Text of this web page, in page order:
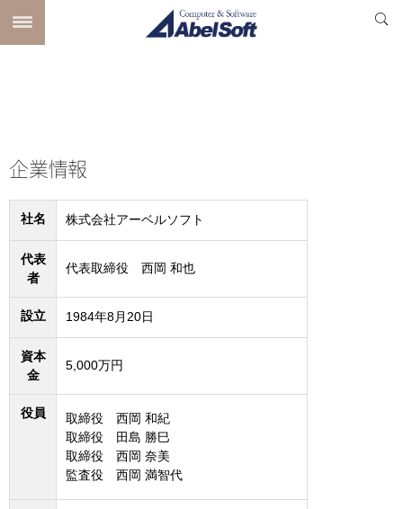
企業情報
社名 株式会社アーベルソフト
代表
者
代表取締役 西岡 和也
設立 1984年8月20日
資本
金
5,000万円
役員
取締役 西岡 和紀
取締役 田島 勝巳
取締役 西岡 奈美
監査役 西岡 満智代